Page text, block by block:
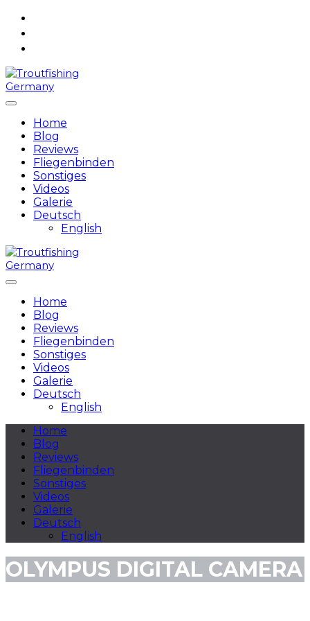
Skip
Home
Blog
Reviews
Fliegenbinden
Sonstiges
Videos
Galerie
Deutsch
English
Home
Blog
Reviews
Fliegenbinden
Sonstiges
Videos
Galerie
Deutsch
English
Home
Blog
Reviews
Fliegenbinden
Sonstiges
Videos
Galerie
Deutsch
English
OLYMPUS DIGITAL CAMERA